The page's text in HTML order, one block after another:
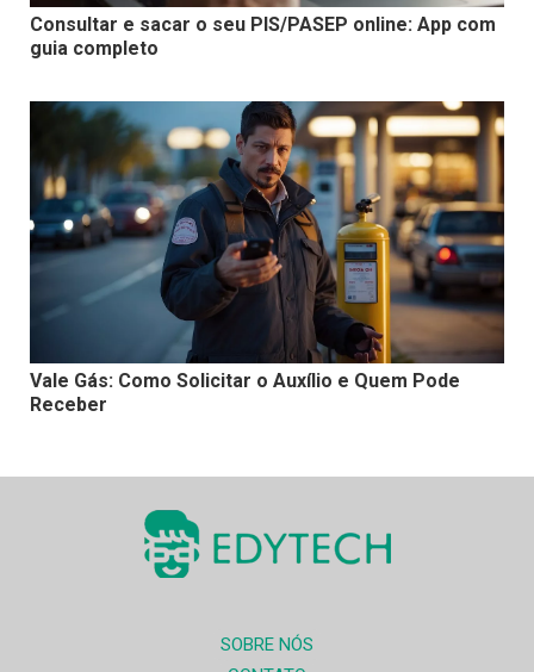
Consultar e sacar o seu PIS/PASEP online: App com
guia completo
Vale Gás: Como Solicitar o Auxílio e Quem Pode
Receber
SOBRE NÓS